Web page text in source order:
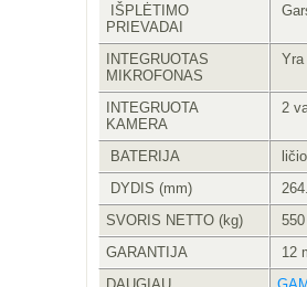
IŠPLĖTIMO
PRIEVADAI
INTEGRUOTAS
MIKROFONAS
Yra
INTEGRUOTA
KAMERA
2
BATERIJA
DYDIS (mm)
SVORIS NETTO (kg)
GARANTIJA
12